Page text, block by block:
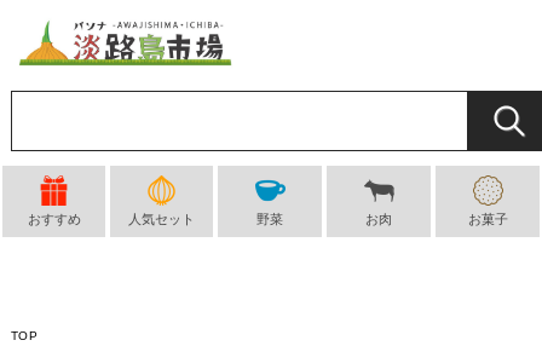
おすすめ 人気セット 野菜 お肉 お菓子
TOP